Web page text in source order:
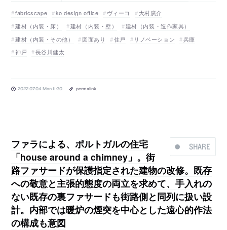
fabricscape ko design office ヴィーコ
大村廣介
建材（内装・床）
建材（内装・壁）
建材（内装・造作家具）
建材（内装・その他）
図面あり 住戸 リノベーション
兵庫
神戸
長谷川健太
2022.07.04 Mon 11:30 permalink
SHARE
ファラによる、ポルトガルの住宅
「house around a chimney」。街
路ファサードが保護指定された建物の改修。既存
への敬意と主張的態度の両立を求めて、手入れの
ない既存の裏ファサードも街路側と同列に扱い設
計。内部では暖炉の煙突を中心とした遠心的作法
の構成も意図